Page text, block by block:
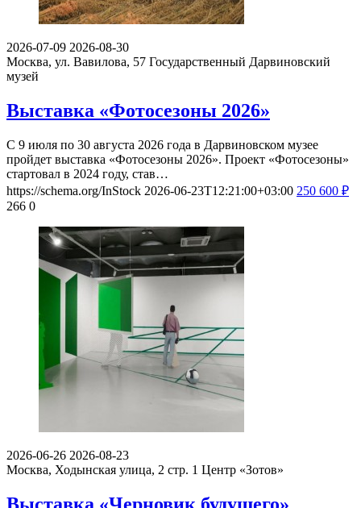
2026-07-09 2026-08-30
Москва, ул. Вавилова, 57 Государственный Дарвиновский
музей
Выставка «Фотосезоны 2026»
С 9 июля по 30 августа 2026 года в Дарвиновском музее
пройдет выставка «Фотосезоны 2026». Проект «Фотосезоны»
стартовал в 2024 году, став…
https://schema.org/InStock 2026-06-23T12:21:00+03:00 250 600 ₽
266 0
2026-06-26 2026-08-23
Москва, Ходынская улица, 2 стр. 1 Центр «Зотов»
Выставка «Черновик будущего»